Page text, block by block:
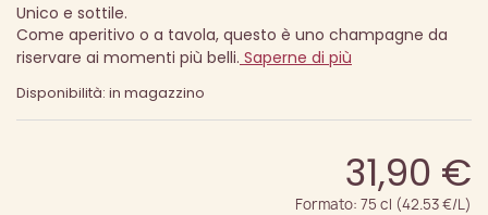
Unico e sottile.
Come aperitivo o a tavola, questo è uno champagne da
riservare ai momenti più belli. Saperne di più
Disponibilità: in magazzino
31,90 €
Formato: 75 cl (42.53 €/L)